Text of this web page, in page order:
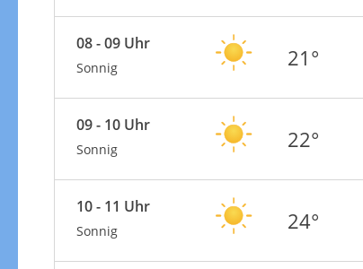
08 - 09 Uhr
Sonnig 21°
09 - 10 Uhr
Sonnig 22°
10 - 11 Uhr
Sonnig 24°